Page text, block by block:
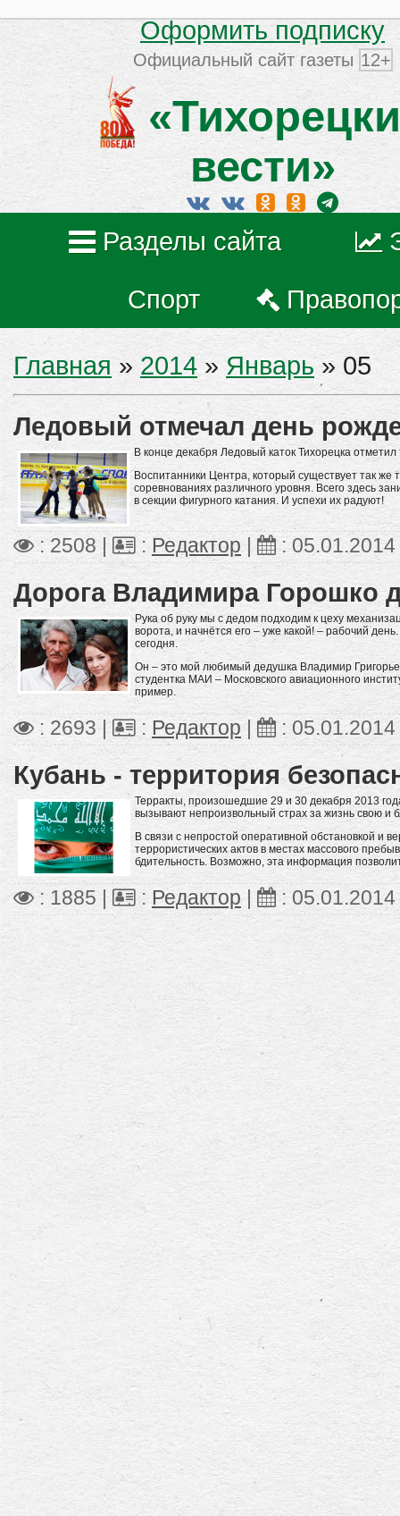
Оформить подписку
Официальный сайт газеты 12+
вести»
Разделы сайта
Спорт
Главная » 2014 » Январь » 05
Ледовый отмечал день
В конце декабря Ледовый каток Тихорецка
Воспитанники Центра, который существует так
соревнованиях различного уровня. Всего здесь
в секции фигурного катания. И успехи их радуют!
: 2508 | : Редактор| : 05.01.2014
Дорога Владимира Горошко
Рука об руку мы с дедом подходим к цеху
ворота, и начнётся его – уже какой! – рабочий
сегодня.
Он – это мой любимый дедушка Владимир
студентка МАИ – Московского авиационного
пример.
: 2693 | : Редактор| :05.01.2014
Кубань - территория
Терракты, произошедшие 29 и 30 декабря 2013
вызывают непроизвольный страх за жизнь свою и
В связи с непростой оперативной обстановкой и
террористических актов в местах массового
бдительность. Возможно, эта информация
: 1885 | : Редактор : 05.01.2014